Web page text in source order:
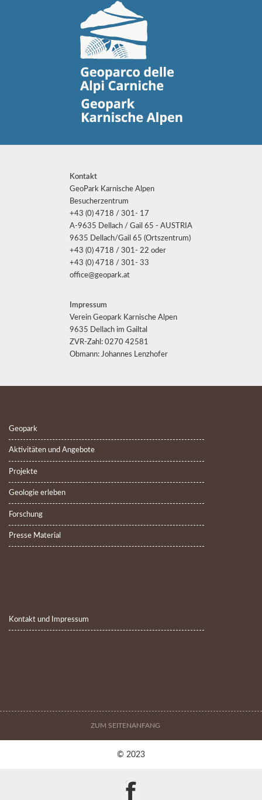
Kontakt
GeoPark Karnische Alpen
Besucherzentrum
+43 (0) 4718 / 301- 17
A-9635 Dellach / Gail 65 - AUSTRIA
9635 Dellach/Gail 65 (Ortszentrum)
+43 (0) 4718 / 301- 22 oder
+43 (0) 4718 / 301- 33
office@geopark.at
Impressum
Verein Geopark Karnische Alpen
9635 Dellach im Gailtal
ZVR-Zahl: 0270 42581
Obmann: Johannes Lenzhofer
Geopark
Aktivitäten und Angebote
Projekte
Geologie erleben
Forschung
Presse Material
Kontakt und Impressum
ZUM SEITENANFANG
© 2023